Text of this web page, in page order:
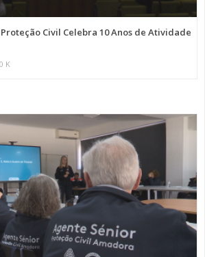
Civil Celebra 10 Anos de Atividade
0 K